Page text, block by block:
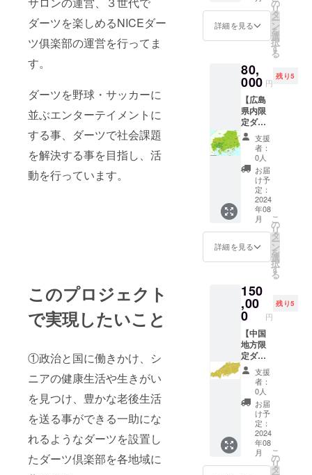
ダーツを楽しめるNICEダー
ツ俱楽部の運営を行ってま
す。
ダーツを野球・サッカーに
並ぶエンターテイメントに
する事、ダーツで社会課題
を解決する事を目指し、活
動を行っています。
このプロジェクト
で実現したいこと
①政治と国に働きかけ、シ
ニアの健康生活や生きがい
を見つけ、豊かな老後生活
を送る事ができる一助にな
れるようなダーツを設置し
たダーツ倶楽部を各地域に
広島県
広島市
ラザ4階
時間：
13:00～
21:00の
間なら
いつで
も可
（定休
日：水
曜日）
定員：1
日8名様
※来店し
て頂く
事が必
須条件
です。
概要
70分×1
回 ・有
効期
限
2024年
12月30
日 ・実
施場
所
NICE
ダーツ
倶楽部
（実施
場所ま
での交
通費は
ツ ダー
ツメー
カーの
DMCさ
作して
頂き、
初心者
の方で
も投げ
やすい
形に仕
上がっ
ていま
す。 サ
イズ：
W95m
m×H17
0mm
詳細を見る
の
リ
タ
ー
ン
を
選
択
す
る
80,
000 円
残り5
【広島
県内限
定ダー
ツ体験
会実施
プラ
ン】
ダーツ
体験会
実施時
間2時
間。広
島県内
ならど
こでも
行きま
NICE
ダーツ
倶楽部
のイン
ストラ
クター
が出張
して
ダーツ
のレク
チャー
をさせ
て頂
き、
ダーツ
をしな
がら頭
支援
者：
0人
お届
け予
定：
2024
年08
月
詳細を見る
こ
の
リ
タ
ー
ン
を
選
択
す
る
150
,00
0 円
残り5
【中国
地方限
定ダー
ツ体験
会実施
プラ
ン】
ダーツ
体験会
実施時
間2時
間。中
国地方
支援
者：
0人
お届
け予
定：
2024
年08
月
こ
の
リ
タ